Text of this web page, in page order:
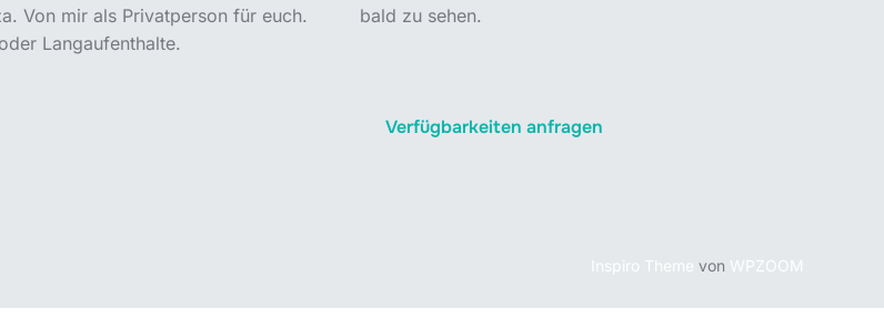
Von mir als Privatperson für euch.
Langaufenthalte.
bald zu sehen.
Verfügbarkeiten anfragen
Inspiro Theme von WPZOOM